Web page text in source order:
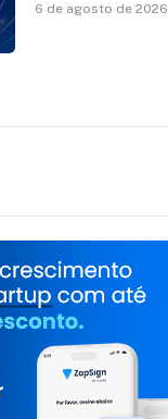
mantém desafio
6 de agosto de 2026